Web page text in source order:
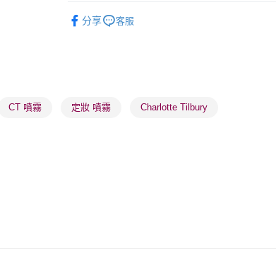
分享
客服
CT 噴霧 定妝 噴霧 Charlotte Tilbury